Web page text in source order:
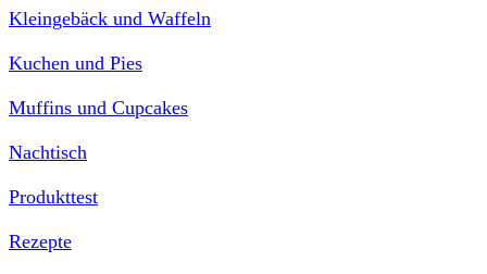
Kleingebäck und Waffeln
Kuchen und Pies
Muffins und Cupcakes
Nachtisch
Produkttest
Rezepte